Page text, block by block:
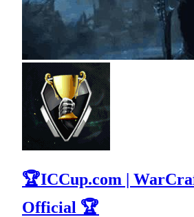
🏆ICCup.com |
Official 🏆